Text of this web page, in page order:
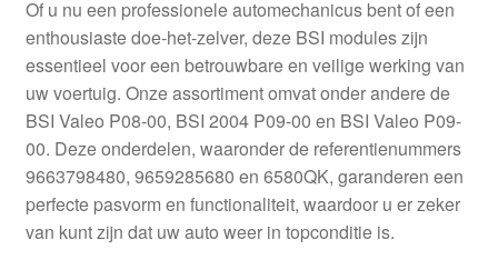
Kassa
Klachten
Klachtenprocedure
Levering
Of u nu een professionele automechanicus bent of een
enthousiaste doe-het-zelver, deze BSI modules zijn
essentieel voor een betrouwbare en veilige werking van
uw voertuig. Onze assortiment omvat onder andere de
BSI Valeo P08-00, BSI 2004 P09-00 en BSI Valeo P09-
00. Deze onderdelen, waaronder de referentienummers
9663798480, 9659285680 en 6580QK, garanderen een
perfecte pasvorm en functionaliteit, waardoor u er zeker
van kunt zijn dat uw auto weer in topconditie is.